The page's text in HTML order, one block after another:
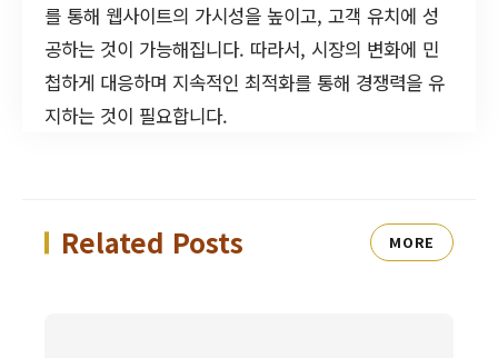
를 통해 웹사이트의 가시성을 높이고, 고객 유치에 성
공하는 것이 가능해집니다. 따라서, 시장의 변화에 민
첩하게 대응하며 지속적인 최적화를 통해 경쟁력을 유
지하는 것이 필요합니다.
Related Posts MORE